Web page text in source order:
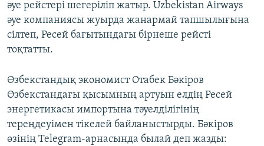
әуе рейстері шегеріліп жатыр. Uzbekistan Airways
әуе компаниясы жуырда жанармай тапшылығына
сілтеп, Ресей бағытындағы бірнеше рейсті
тоқтатты.
Өзбекстандық экономист Отабек Бәкіров
Өзбекстандағы қысымның артуын елдің Ресей
энергетикасы импортына тәуелділігінің
тереңдеуімен тікелей байланыстырды. Бәкіров
өзінің Telegram-арнасында былай деп жазды: